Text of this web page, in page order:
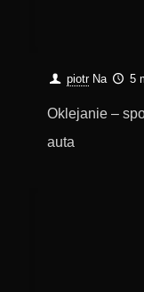
piotr Na 5
Oklejanie –
auta